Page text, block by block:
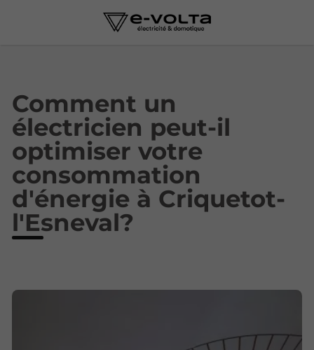
Comment un
électricien peut-il
optimiser votre
consommation
d'énergie à Criquetot-
l'Esneval?